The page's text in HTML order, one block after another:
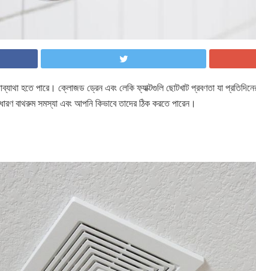
হতে পারে। ক্লোজড ড্রেন এবং লেকি ফ্যাক্টগুলি ছোটখাট প্রবণতা যা
বাথরুম সমস্যা এবং আপনি কিভাবে তাদের ঠিক করতে পারেন।